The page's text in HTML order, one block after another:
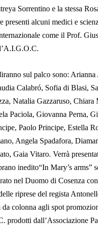
Sorrentino e la stessa
presenti alcuni medici e
come il Prof.
sul palco sono:
Calabró, Sofia di Blasi,
Natalia Gazzaruso, Chiara
Paciola, Giovanna Perna,
Paolo Principe, Estella
Angela Spadafora,
Gaia Vitaro. Verrà
inedito“In Mary’s arms”
nel Duomo di Cosenza
riprese del regista
da colonna agli spot
prodotti dall’Associazione